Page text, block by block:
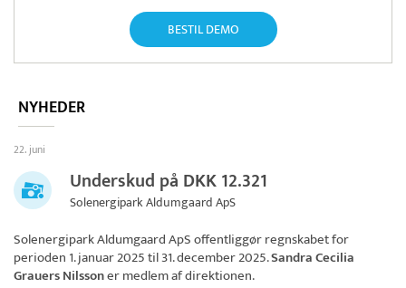
BESTIL DEMO
NYHEDER
22. juni
Underskud på DKK 12.321
Solenergipark Aldumgaard ApS
Solenergipark Aldumgaard ApSoffentliggør regnskabet for
perioden 1. januar 2025 til 31. december 2025.Sandra Cecilia
Grauers Nilssoner medlem af direktionen.